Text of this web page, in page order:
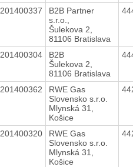
201400337
B2B Partner
s.r.o.,
Šulekova 2,
81106 Bratislava
201400304
B2B
Šulekova 2,
81106 Bratislava
201400362
RWE Gas
Slovensko s.r.o.
Mlynská 31,
Košice
201400320
RWE Gas
Slovensko s.r.o.
Mlynská 31,
Košice